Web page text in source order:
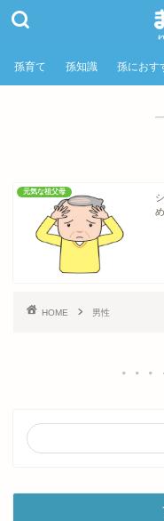
孫育て 孫知識 孫におす
元気な祖父母
HOME 男性